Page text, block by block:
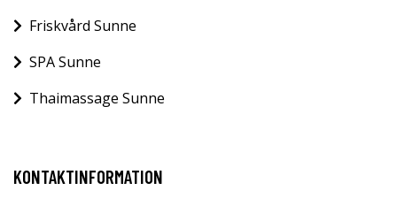
Friskvård Sunne
SPA Sunne
Thaimassage Sunne
KONTAKTINFORMATION